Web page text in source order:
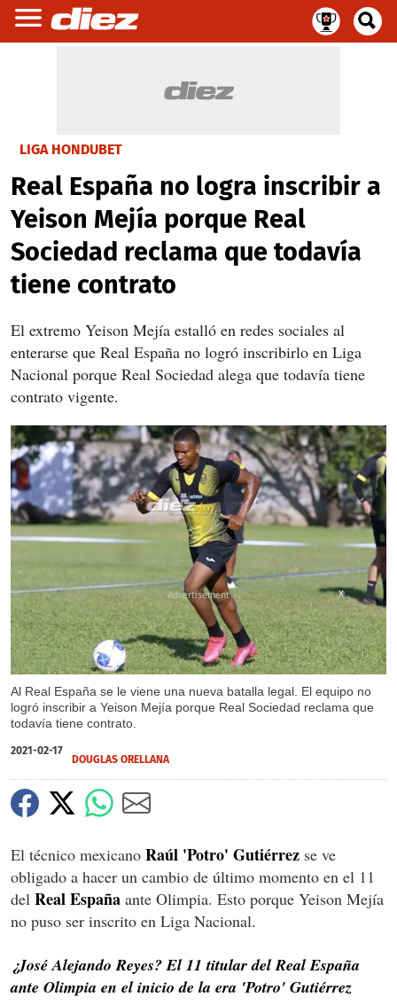
LIGA HONDUBET
Real España no logra inscribir a
Yeison Mejía porque Real
Sociedad reclama que todavía
tiene contrato
El extremo Yeison Mejía estalló en redes sociales al
enterarse que Real España no logró inscribirlo en Liga
Nacional porque Real Sociedad alega que todavía tiene
contrato vigente.
Al Real España se le viene una nueva batalla legal. El equipo no
logró inscribir a Yeison Mejía porque Real Sociedad reclama que
todavía tiene contrato.
X
2021-02-17
DOUGLAS ORELLANA
El técnico mexicano Raúl 'Potro' Gutiérrez se ve
obligado a hacer un cambio de último momento en el 11
del Real España ante Olimpia. Esto porque Yeison Mejía
no puso ser inscrito en Liga Nacional.
¿José Alejando Reyes? El 11 titular del Real España
ante Olimpia en el inicio de la era 'Potro' Gutiérrez